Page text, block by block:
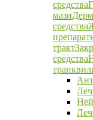
средства
мази
средства
тракт
средства